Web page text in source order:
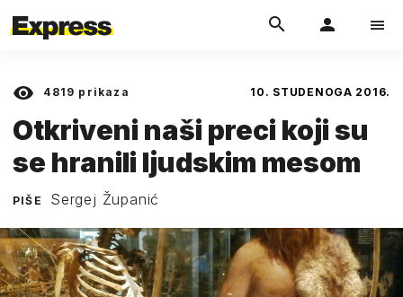
4819 prikaza 10. STUDENOGA 2016.
Otkriveni naši preci koji su
se hranili ljudskim mesom
PIŠE Sergej Županić